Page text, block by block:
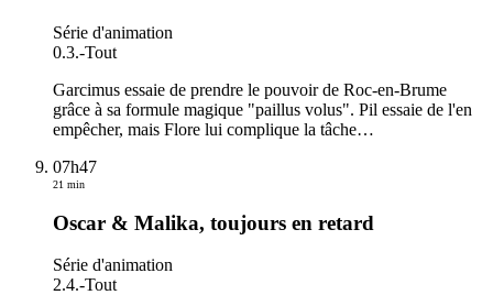
Série d'animation
0.3.-Tout
Garcimus essaie de prendre le pouvoir de Roc-en-Brume
grâce à sa formule magique "paillus volus". Pil essaie de l'en
empêcher, mais Flore lui complique la tâche…
07h47
21 min
Oscar & Malika, toujours en retard
Série d'animation
2.4.-Tout